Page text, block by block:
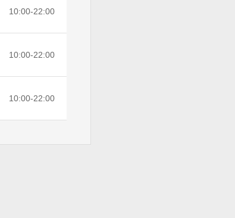
10:00-22:00
10:00-22:00
10:00-22:00